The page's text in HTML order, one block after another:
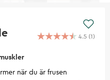
4.5 (1)
när du är frusen